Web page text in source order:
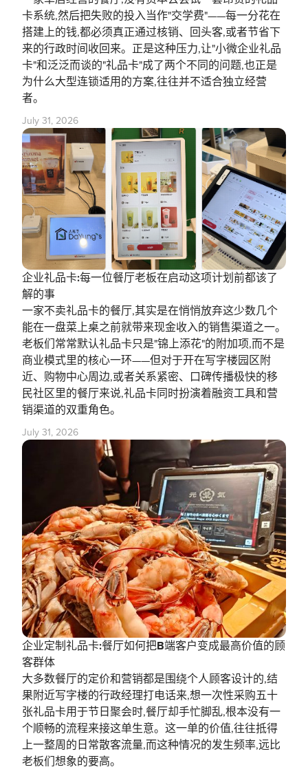
卡系统,然后把失败的投入当作"交学费"——每一分花在
搭建上的钱,都必须真正通过核销、回头客,或者节省下
来的行政时间收回来。正是这种压力,让"小微企业礼品
卡"和泛泛而谈的"礼品卡"成了两个不同的问题,也正是
为什么大型连锁适用的方案,往往并不适合独立经营
者。
July 31, 2026
企业礼品卡:每一位餐厅老板在启动这项计划前都该了
解的事
一家不卖礼品卡的餐厅,其实是在悄悄放弃这少数几个
能在一盘菜上桌之前就带来现金收入的销售渠道之一。
老板们常常默认礼品卡只是"锦上添花"的附加项,而不是
商业模式里的核心一环——但对于开在写字楼园区附
近、购物中心周边,或者关系紧密、口碑传播极快的移
民社区里的餐厅来说,礼品卡同时扮演着融资工具和营
销渠道的双重角色。
July 31, 2026
企业定制礼品卡:餐厅如何把B端客户变成最高价值的顾
客群体
大多数餐厅的定价和营销都是围绕个人顾客设计的,结
果附近写字楼的行政经理打电话来,想一次性采购五十
张礼品卡用于节日聚会时,餐厅却手忙脚乱,根本没有一
个顺畅的流程来接这单生意。这一单的价值,往往抵得
上一整周的日常散客流量,而这种情况的发生频率,远比
老板们想象的要高。